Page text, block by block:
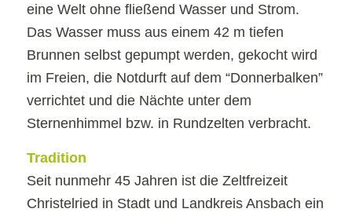
eine Welt ohne fließend Wasser und Strom.
Das Wasser muss aus einem 42 m tiefen
Brunnen selbst gepumpt werden, gekocht wird
im Freien, die Notdurft auf dem “Donnerbalken”
verrichtet und die Nächte unter dem
Sternenhimmel bzw. in Rundzelten verbracht.
Tradition
Seit nunmehr 45 Jahren ist die Zeltfreizeit
Christelried in Stadt und Landkreis Ansbach ein